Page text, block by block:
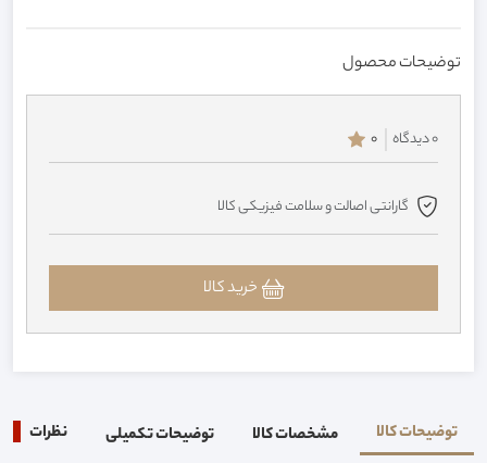
توضیحات محصول
0 دیدگاه 0
گارانتی اصالت و سلامت فیزیکی کالا
خرید کالا
توضیحات کالا مشخصات کالا توضیحات تکمیلی نظرات